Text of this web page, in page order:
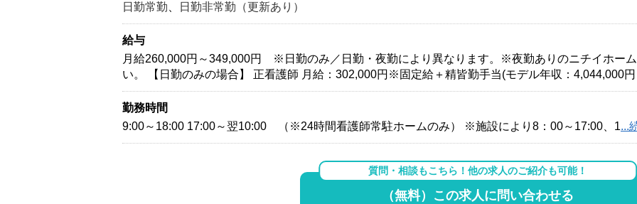
日勤常勤
日勤非常勤（更新あり）
給与
月給260,000円～349,000円 ※日勤のみ／日勤・夜勤により異なります。※夜勤ありのニチイホー
い。 【日勤のみの場合】 正看護師 月給：302,000円※固定給＋精皆勤手当(モデル年収：4,044,000
勤務時間
9:00～18:00 17:00～翌10:00 （※24時間看護師常駐ホームのみ） ※施設により8：00～17:00、1...
質問・相談もこちら！他の求人のご紹介も可能！
（無料）この求人に問い合わせる